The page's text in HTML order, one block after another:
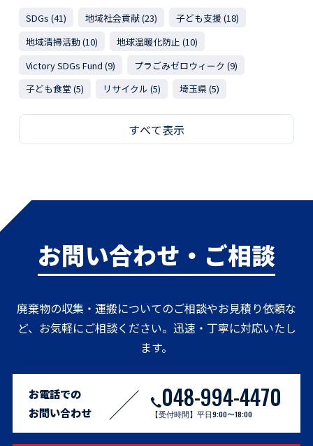
SDGs (41) 地域社会貢献 (23)
子ども支援 (18)
地域清掃活動 (10)
地球温暖化防止 (10)
Victory SDGs Fund (9)
プラごみゼロウィーク (9)
子ども食堂 (5)
リサイクル (5) 埼玉県 (5)
すべて表示
お問い合わせ・ご相談
廃棄物の収集・運搬についてのご相談やお見積り依頼な
ど、お気軽にご相談ください。迅速・丁寧に対応いたし
ます。
お電話での
お問い合わせ
048-994-4470
【受付時間】平日9:00〜18:00